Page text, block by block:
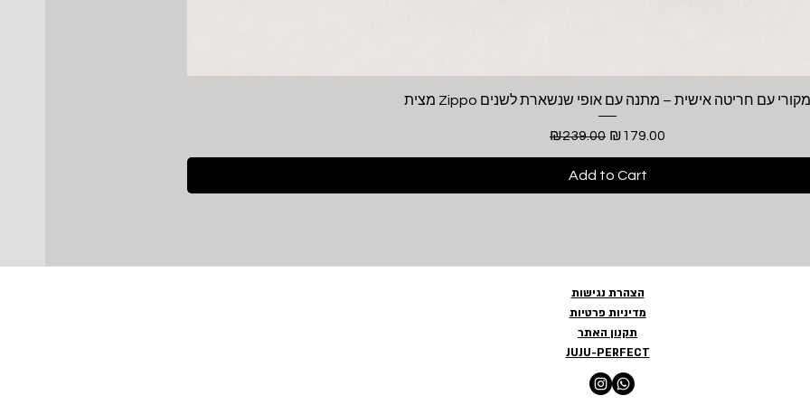
Quick View
מצית Zippo מקורי עם חריטה אישית – מתנה עם אופי שנשארת לשנים
Regular Price
₪239.00 Sale Price
₪179.00
Add to Cart
הצהרת נגישות
מדיניות פרטיות
תקנון האתר
JUJU-PERFECT